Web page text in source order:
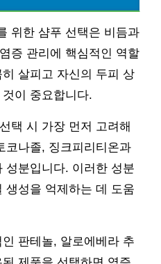
위한 샴푸 선택은 비듬과
증 관리에 핵심적인 역할
살피고 자신의 두피 상
이 중요합니다.
택 시 가장 먼저 고려해
코나졸, 징크피리티온과
성분입니다. 이러한 성분
생성을 억제하는 데 도움
판테놀, 알로에베라 추